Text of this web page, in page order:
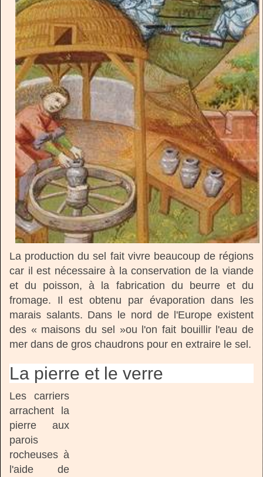
La production du sel fait vivre beaucoup de régions
car il est nécessaire à la conservation de la viande
et du poisson, à la fabrication du beurre et du
fromage. Il est obtenu par évaporation dans les
marais salants. Dans le nord de l'Europe existent
des « maisons du sel »ou l'on fait bouillir l'eau de
mer dans de gros chaudrons pour en extraire le sel.
La pierre et le verre
Les carriers
arrachent la
pierre aux
parois
rocheuses à
l'aide de